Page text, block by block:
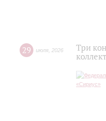
29 июля 2026
Три